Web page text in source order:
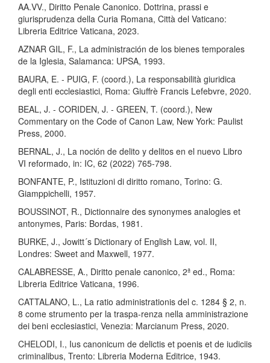
AA.VV., Diritto Penale Canonico. Dottrina, prassi e
giurisprudenza della Curia Romana, Città del Vaticano:
Libreria Editrice Vaticana, 2023.
AZNAR GIL, F., La administración de los bienes temporales
de la Iglesia, Salamanca: UPSA, 1993.
BAURA, E. - PUIG, F. (coord.), La responsabilità giuridica
degli enti ecclesiastici, Roma: Giuffrè Francis Lefebvre, 2020.
BEAL, J. - CORIDEN, J. - GREEN, T. (coord.), New
Commentary on the Code of Canon Law, New York: Paulist
Press, 2000.
BERNAL, J., La noción de delito y delitos en el nuevo Libro
VI reformado, in: IC, 62 (2022) 765-798.
BONFANTE, P., Istituzioni di diritto romano, Torino: G.
Giamppichelli, 1957.
BOUSSINOT, R., Dictionnaire des synonymes analogies et
antonymes, Paris: Bordas, 1981.
BURKE, J., Jowitt´s Dictionary of English Law, vol. II,
Londres: Sweet and Maxwell, 1977.
CALABRESSE, A., Diritto penale canonico, 2ª ed., Roma:
Libreria Editrice Vaticana, 1996.
CATTALANO, L., La ratio administrationis del c. 1284 § 2, n.
8 come strumento per la traspa-renza nella amministrazione
dei beni ecclesiastici, Venezia: Marcianum Press, 2020.
CHELODI, I., Ius canonicum de delictis et poenis et de iudiciis
criminalibus, Trento: Libreria Moderna Editrice, 1943.